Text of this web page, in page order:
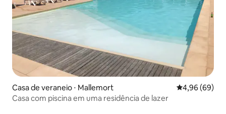
Casa de veraneio ⋅ Mallemort 4,96 de uma
4,96 (69)
Casa com piscina em uma residência de lazer